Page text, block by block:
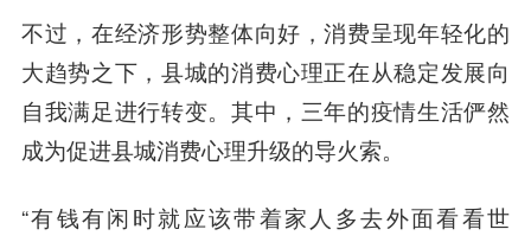
不过，在经济形势整体向好，消费呈现年轻化的
大趋势之下，县城的消费心理正在从稳定发展向
自我满足进行转变。其中，三年的疫情生活俨然
成为促进县城消费心理升级的导火索。
“有钱有闲时就应该带着家人多去外面看看世